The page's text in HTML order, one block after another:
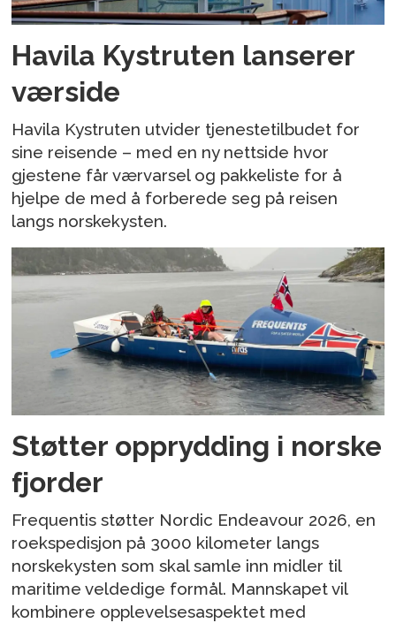
Havila Kystruten lanserer
værside
Havila Kystruten utvider tjenestetilbudet for
sine reisende – med en ny nettside hvor
gjestene får værvarsel og pakkeliste for å
hjelpe de med å forberede seg på reisen
langs norskekysten.
Støtter opprydding i norske
fjorder
Frequentis støtter Nordic Endeavour 2026, en
roekspedisjon på 3000 kilometer langs
norskekysten som skal samle inn midler til
maritime veldedige formål. Mannskapet vil
kombinere opplevelsesaspektet med